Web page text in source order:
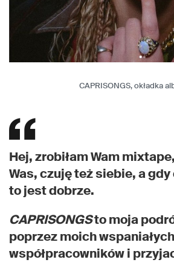
CAPRISONGS, okładka
Hej, zrobiłam Wam
Was, czuję też siebie, a
to jest dobrze.
CAPRISONGSto moja
poprzez moich wspaniałych
współpracowników i